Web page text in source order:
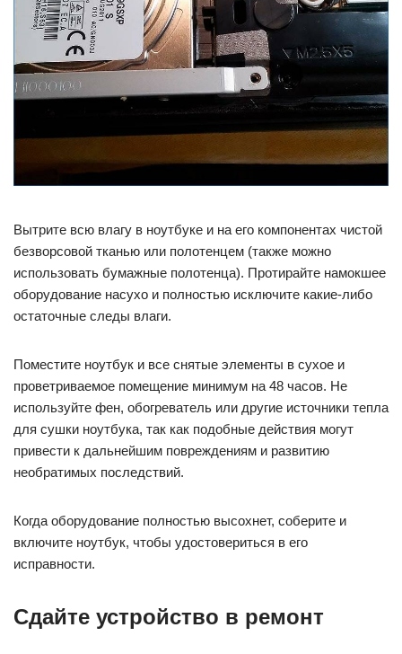
Вытрите всю влагу в ноутбуке и на его компонентах чистой
безворсовой тканью или полотенцем (также можно
использовать бумажные полотенца). Протирайте намокшее
оборудование насухо и полностью исключите какие-либо
остаточные следы влаги.
Поместите ноутбук и все снятые элементы в сухое и
проветриваемое помещение минимум на 48 часов. Не
используйте фен, обогреватель или другие источники тепла
для сушки ноутбука, так как подобные действия могут
привести к дальнейшим повреждениям и развитию
необратимых последствий.
Когда оборудование полностью высохнет, соберите и
включите ноутбук, чтобы удостовериться в его
исправности.
Сдайте устройство в ремонт